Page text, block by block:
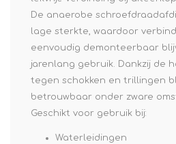
De anaerobe
lage sterkte, waardoor
eenvoudig demonteerbaar
jarenlang gebruik. Dankzij de
tegen schokken en trillingen
betrouwbaar onder zware
Geschikt voor gebruik bij:
Waterleidingen